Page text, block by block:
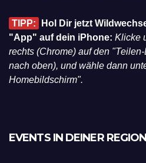
TIPP:
Hol Dir jetzt
"App" auf dein iPhone: Klicke
rechts (Chrome) auf den
nach oben), und wähle dann
Homebildschirm".
EVENTS IN DEINER